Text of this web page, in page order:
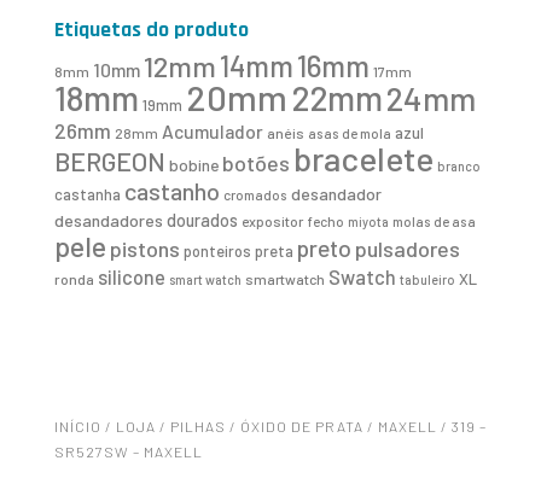
Etiquetas do produto
8mm 10mm 12mm14mm16mm 17mm
18mm 19mm 20mm 22mm24mm
26mm 28mm Acumulador anéis asas de mola azul
BERGEON bobine botões bracelete branco
castanha castanho cromados desandador
desandadores dourados expositor fecho miyota molas de asa
pele pistons ponteiros preta preto pulsadores
ronda silicone smart watch smartwatch Swatch tabuleiro XL
INÍCIO / LOJA / PILHAS / ÓXIDO DE PRATA / MAXELL
/ 319 –
SR527SW – MAXELL